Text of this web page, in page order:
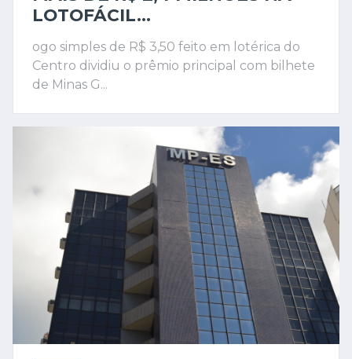
LOTOFÁCIL...
ogo simples de R$ 3,50 feito em lotérica do
Centro dividiu o prêmio principal com bilhete
de Minas G...